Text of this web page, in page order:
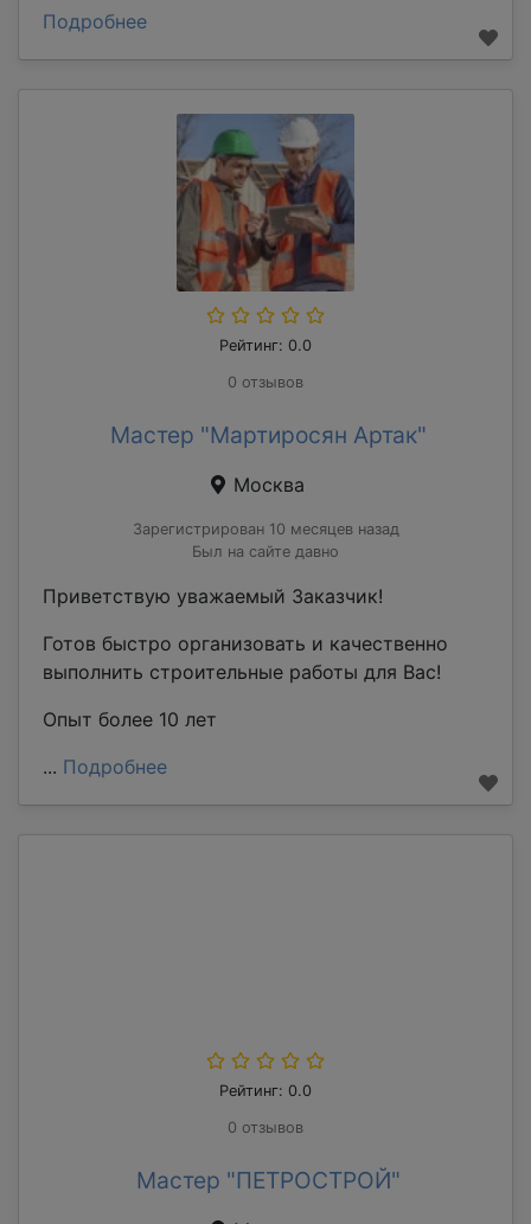
Подробнее
Рейтинг: 0.0
0 отзывов
Мастер "Мартиросян Артак"
Москва
Зарегистрирован 10 месяцев назад
Был на сайте давно
Приветствую уважаемый Заказчик!
Готов быстро организовать и качественно
выполнить строительные работы для Вас!
Опыт более 10 лет
... Подробнее
Рейтинг: 0.0
0 отзывов
Мастер "ПЕТРОСТРОЙ"